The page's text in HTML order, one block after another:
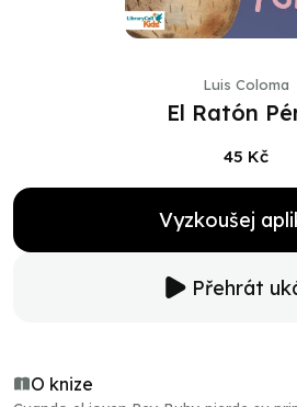
Luis Coloma
El Ratón
45 Kč
Vyzkoušej
Přehrát
O knize